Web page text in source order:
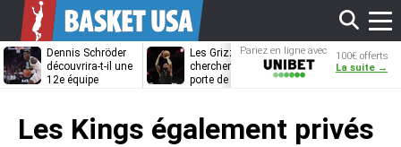
Dennis Schröder
découvrira-t-il une
12e équipe
Les Grizzlies
cherchent déjà une
porte de sortie
Dwane Casey
bientôt coach
Pariez en ligne avec
Unibet
100€ offerts
La suite →
Les Kings également privés